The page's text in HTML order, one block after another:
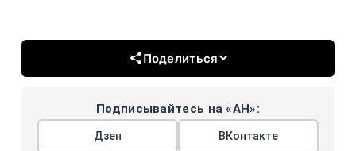
Поделиться
Подписывайтесь на «АН»:
Дзен ВКонтакте